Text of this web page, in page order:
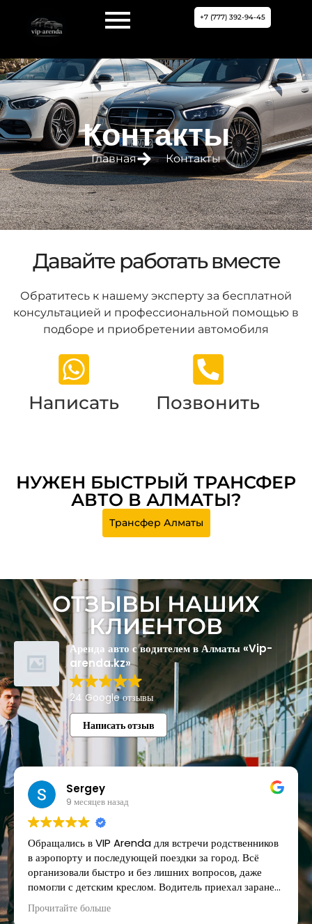
+7 (777) 392-94-45
Контакты
Главная Контакты
Давайте работать вместе
Обратитесь к нашему эксперту за бесплатной
консультацией и профессиональной помощью в
подборе и приобретении автомобиля
Написать Позвонить
НУЖЕН БЫСТРЫЙ ТРАНСФЕР
АВТО В АЛМАТЫ?
Трансфер Алматы
ОТЗЫВЫ НАШИХ
КЛИЕНТОВ
Аренда авто с водителем в Алматы «Vip-
arenda.kz»
24 Google отзывы
Написать отзыв
Sergey
9 месяцев назад
Обращались в VIP Arenda для встречи родственников
в аэропорту и последующей поездки за город. Всё
организовали быстро и без лишних вопросов, даже
помогли с детским креслом. Водитель приехал заранее,
встретил с табличкой, помог с чемоданами и спокойно
дождался, пока все соберутся.
Прочитайте больше